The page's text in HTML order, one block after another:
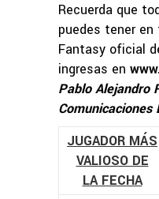
Recuerda que
puedes tener
Fantasy oficial
ingresas en
Pablo Alejandro
Comunicaciones
JUGADOR MÁS
VALIOSO DE
LA FECHA